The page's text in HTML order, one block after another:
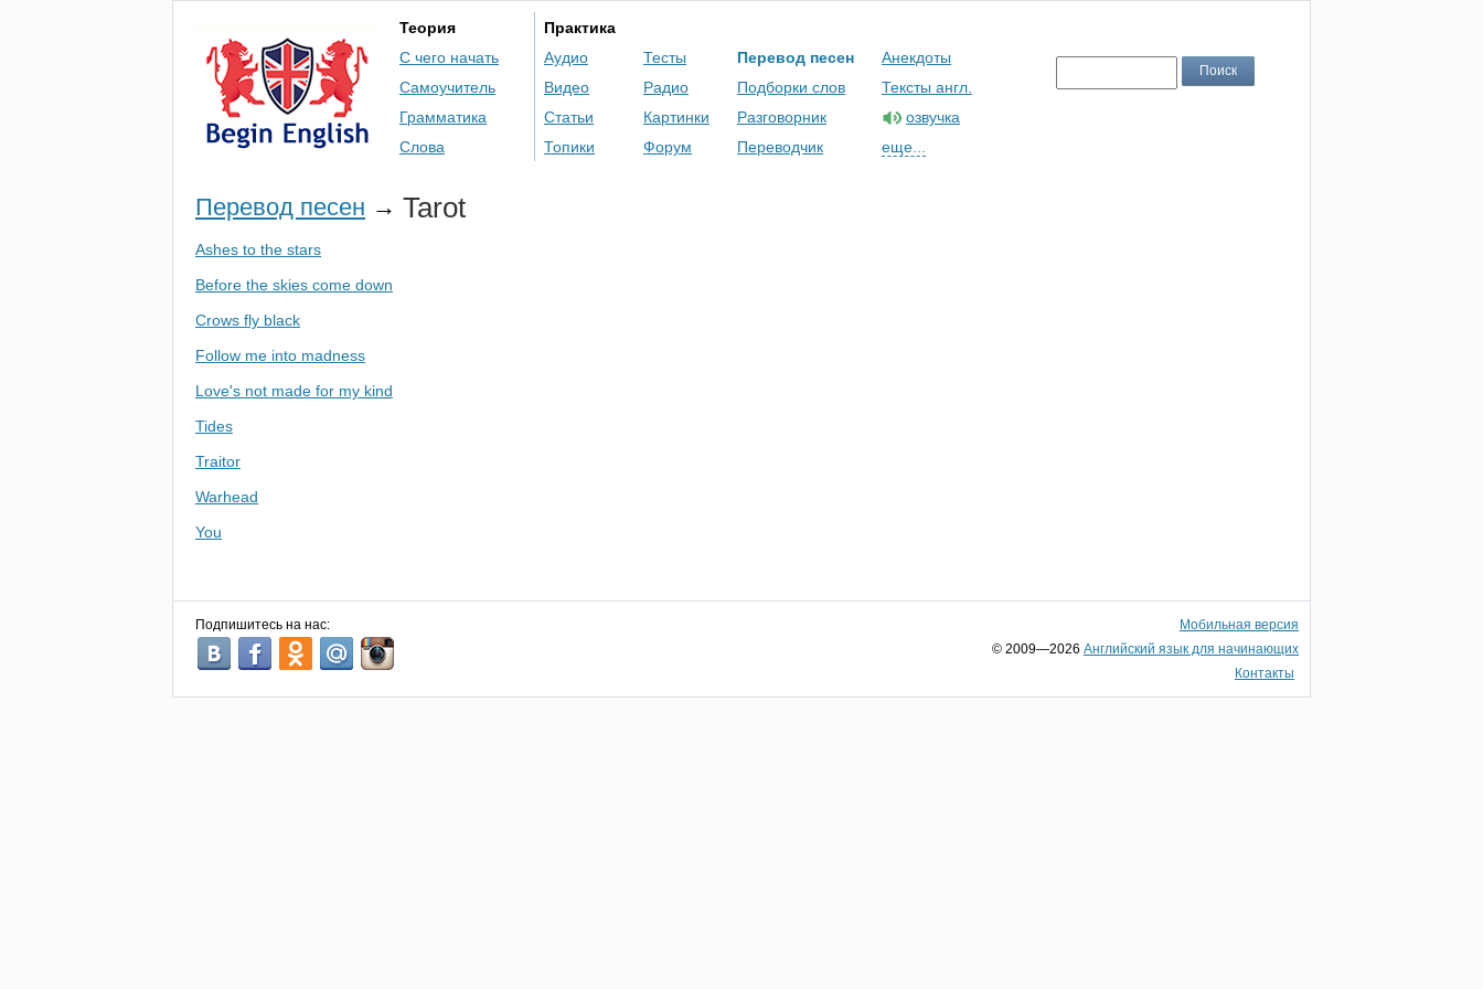
Теория
С чего начать
Самоучитель
Грамматика
Слова
Практика
Аудио
Видео
Статьи
Топики
Тесты
Радио
Картинки
Форум
Перевод песен
Подборки слов
Разговорник
Переводчик
Анекдоты
Тексты англ.
озвучка
еще...
Перевод песен → Tarot
Ashes to the stars
Before the skies come down
Crows fly black
Follow me into madness
Love's not made for my kind
Tides
Traitor
Warhead
You
Подпишитесь на нас:
Мобильная версия
© 2009—2026 Английский язык для начинающих
Контакты